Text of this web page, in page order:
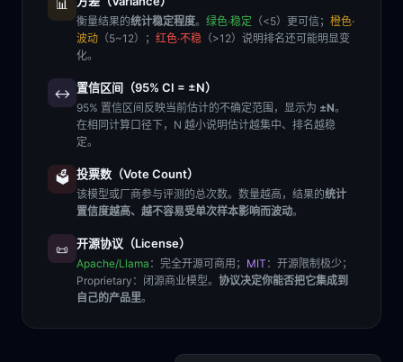
📊
衡量结果的统计稳定程度。 绿色·稳定 （<5）更可信； 橙色·
波动 （5~12）； 红色·不稳 （>12）说明排名还可能明显变
化。
↔️ 置信区间（95% CI = ±N）
95% 置信区间反映当前估计的不确定范围，显示为 ±N。
在相同计算口径下，N 越小说明估计越集中、排名越稳
定。
🗳️ 投票数（Vote Count）
该模型或厂商参与评测的总次数。数量越高，结果的统计
置信度越高、越不容易受单次样本影响而波动。
📜 开源协议（License）
Apache/Llama ：完全开源可商用； MIT ：开源限制极少；
Proprietary ：闭源商业模型。 协议决定你能否把它集成到
自己的产品里。